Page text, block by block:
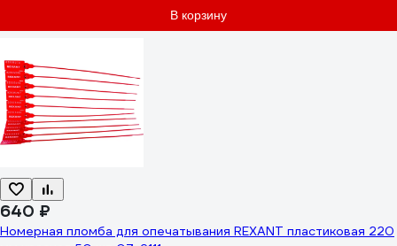
В корзину
640 ₽
Номерная пломба для опечатывания REXANT пластиковая 220